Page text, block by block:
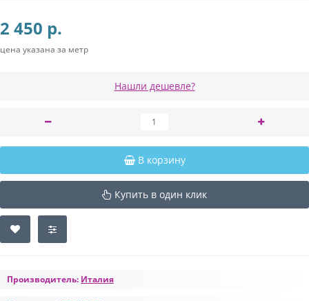
2 450 р.
цена указана за метр
Нашли дешевле?
В корзину
Купить в один клик
Производитель: Италия